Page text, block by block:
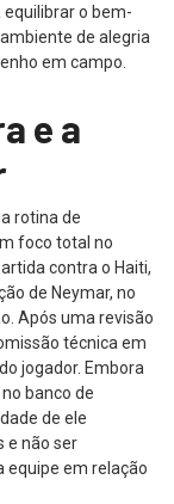
equilibrar o bem-
de alegria
em campo.
e a
rotina de
foco total no
contra o Haiti,
de Neymar, no
Após uma revisão
técnica em
jogador. Embora
banco de
de ele
e não ser
equipe em relação